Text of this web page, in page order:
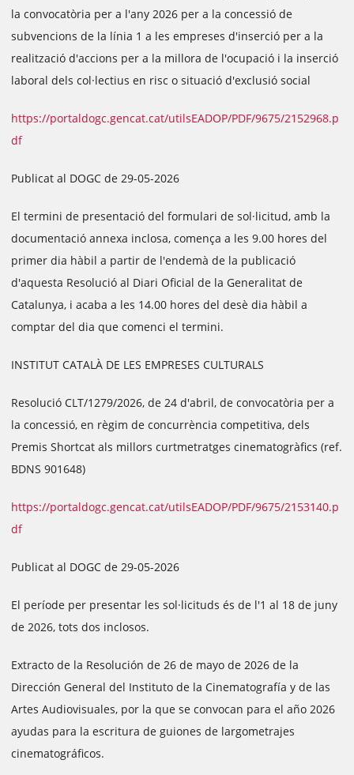
la convocatòria per a l'any 2026 per a la concessió de
subvencions de la línia 1 a les empreses d'inserció per a la
realització d'accions per a la millora de l'ocupació i la inserció
laboral dels col·lectius en risc o situació d'exclusió social
https://portaldogc.gencat.cat/utilsEADOP/PDF/9675/2152968.p
df
Publicat al DOGC de 29-05-2026
El termini de presentació del formulari de sol·licitud, amb la
documentació annexa inclosa, comença a les 9.00 hores del
primer dia hàbil a partir de l'endemà de la publicació
d'aquesta Resolució al Diari Oficial de la Generalitat de
Catalunya, i acaba a les 14.00 hores del desè dia hàbil a
comptar del dia que comenci el termini.
INSTITUT CATALÀ DE LES EMPRESES CULTURALS
Resolució CLT/1279/2026, de 24 d'abril, de convocatòria per a
la concessió, en règim de concurrència competitiva, dels
Premis Shortcat als millors curtmetratges cinematogràfics (ref.
BDNS 901648)
https://portaldogc.gencat.cat/utilsEADOP/PDF/9675/2153140.p
df
Publicat al DOGC de 29-05-2026
El període per presentar les sol·licituds és de l'1 al 18 de juny
de 2026, tots dos inclosos.
Extracto de la Resolución de 26 de mayo de 2026 de la
Dirección General del Instituto de la Cinematografía y de las
Artes Audiovisuales, por la que se convocan para el año 2026
ayudas para la escritura de guiones de largometrajes
cinematográficos.